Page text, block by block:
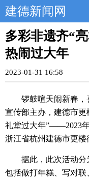
建德新闻网
多彩非遗齐“
热闹过大年
2023-01-31 16:58
锣鼓喧天闹新春
宣传部主办，建德市
礼堂过大年”——2023年
浙江省杭州建德市更楼
据此，此次活动分
包括做打年糕、写对